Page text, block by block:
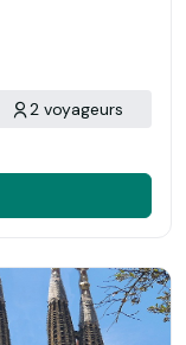
2 voyageurs